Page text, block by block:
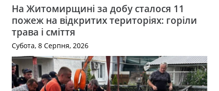
На Житомирщині за добу сталося 11
пожеж на відкритих територіях: горіли
трава і сміття
Субота, 8 Серпня, 2026